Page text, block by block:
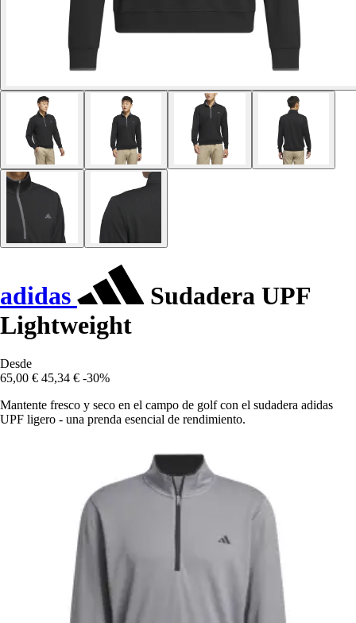
adidas
Sudadera UPF
Lightweight
Desde
65,00 € 45,34 € -30%
Mantente fresco y seco en el campo de golf con el sudadera adidas
UPF ligero - una prenda esencial de rendimiento.